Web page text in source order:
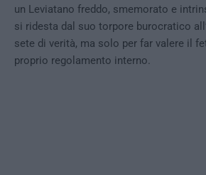
un Leviatano freddo, smemorato e
si ridesta dal suo torpore burocratico
sete di verità, ma solo per far valere il
proprio regolamento interno.